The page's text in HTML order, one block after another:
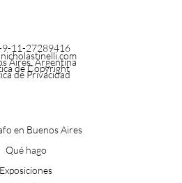
en Buenos Aires
Qué hago
Exposiciones
9-11-27289416
Aires, Argentina
de Copyright
de Privacidad